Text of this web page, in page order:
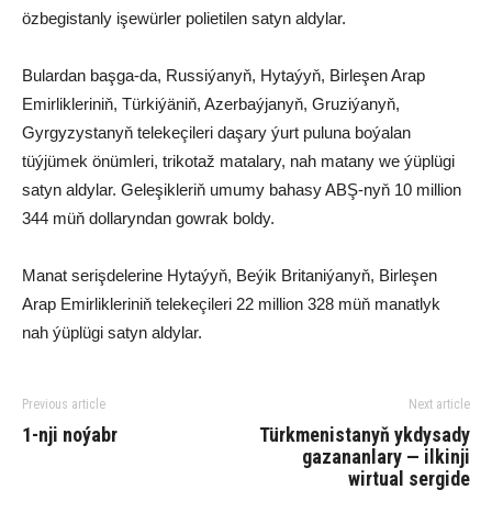
özbegistanly işewürler polietilen satyn aldylar.
Bulardan başga-da, Russiýanyň, Hytaýyň, Birleşen Arap
Emirlikleriniň, Türkiýäniň, Azerbaýjanyň, Gruziýanyň,
Gyrgyzystanyň telekeçileri daşary ýurt puluna boýalan
tüýjümek önümleri, trikotaž matalary, nah matany we ýüplügi
satyn aldylar. Geleşikleriň umumy bahasy ABŞ-nyň 10 million
344 müň dollaryndan gowrak boldy.
Manat serişdelerine Hytaýyň, Beýik Britaniýanyň, Birleşen
Arap Emirlikleriniň telekeçileri 22 million 328 müň manatlyk
nah ýüplügi satyn aldylar.
Previous article
1-nji noýabr
Next article
Türkmenistanyň ykdysady
gazananlary — ilkinji
wirtual sergide